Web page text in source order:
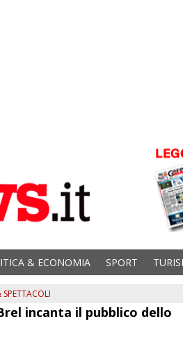
& ECONOMIA SPORT
incanta il pubblico dello